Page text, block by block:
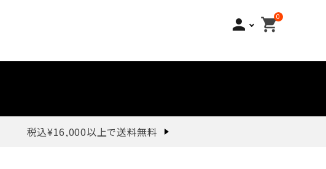
person 0
shopping_cart
税込¥16,000以上で送料無料